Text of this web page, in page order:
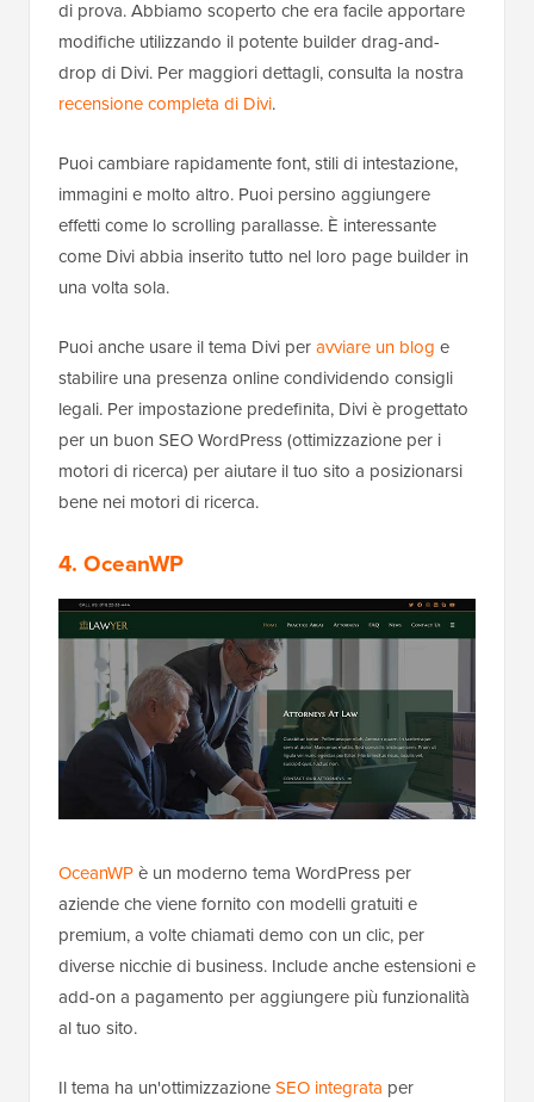
di prova. Abbiamo scoperto che era facile apportare
modifiche utilizzando il potente builder drag-and-
drop di Divi. Per maggiori dettagli, consulta la nostra
recensione completa di Divi.
Puoi cambiare rapidamente font, stili di intestazione,
immagini e molto altro. Puoi persino aggiungere
effetti come lo scrolling parallasse. È interessante
come Divi abbia inserito tutto nel loro page builder in
una volta sola.
Puoi anche usare il tema Divi peravviare un blog e
stabilire una presenza online condividendo consigli
legali. Per impostazione predefinita, Divi è progettato
per un buon SEO WordPress (ottimizzazione per i
motori di ricerca) per aiutare il tuo sito a posizionarsi
bene nei motori di ricerca.
4. OceanWP
OceanWPè un moderno tema WordPress per
aziende che viene fornito con modelli gratuiti e
premium, a volte chiamati demo con un clic, per
diverse nicchie di business. Include anche estensioni e
add-on a pagamento per aggiungere più funzionalità
al tuo sito.
Il tema ha un'ottimizzazioneSEO integrata per